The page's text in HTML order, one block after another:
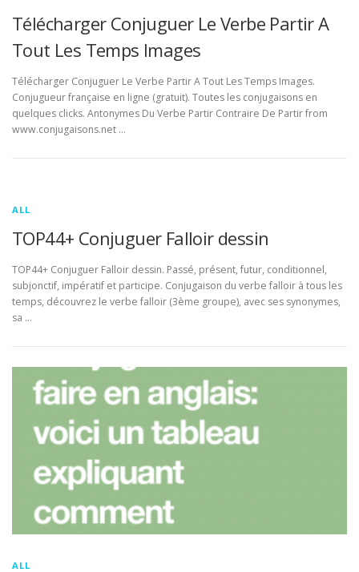
Télécharger Conjuguer Le Verbe Partir A
Tout Les Temps Images
Télécharger Conjuguer Le Verbe Partir A Tout Les Temps Images.
Conjugueur française en ligne (gratuit). Toutes les conjugaisons en
quelques clicks. Antonymes Du Verbe Partir Contraire De Partir from
www.conjugaisons.net …
ALL
TOP44+ Conjuguer Falloir dessin
TOP44+ Conjuguer Falloir dessin. Passé, présent, futur, conditionnel,
subjonctif, impératif et participe. Conjugaison du verbe falloir à tous les
temps, découvrez le verbe falloir (3ème groupe), avec ses synonymes,
sa …
ALL